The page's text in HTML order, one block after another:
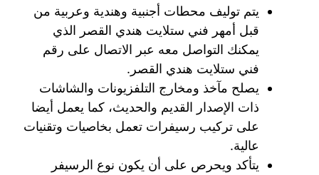
يتم توليف محطات أجنبية وهندية وعربية من
قبل أمهر فني ستلايت هندي القصر الذي
يمكنك التواصل معه عبر الاتصال على رقم
فني ستلايت هندي القصر.
يصلح مآخذ ومخارج التلفزيونات والشاشات
ذات الإصدار القديم والحديث، كما يعمل أيضا
على تركيب رسيفرات تعمل بخاصيات وتقنيات
عالية.
يتأكد ويحرص على أن يكون نوع الرسيفر